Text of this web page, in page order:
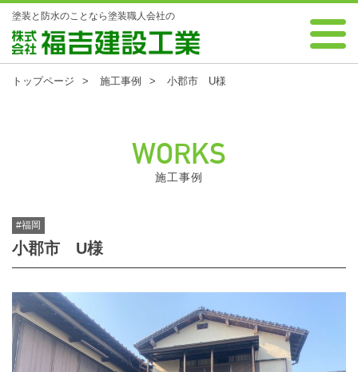
塗装と防水のことなら塗装職人会社の
0120-88-7343 受付時間 8:00～18:00 年中無休
トップページ 施工事例 小郡市 U様
WORKS
施工事例
#福岡
小郡市 U様